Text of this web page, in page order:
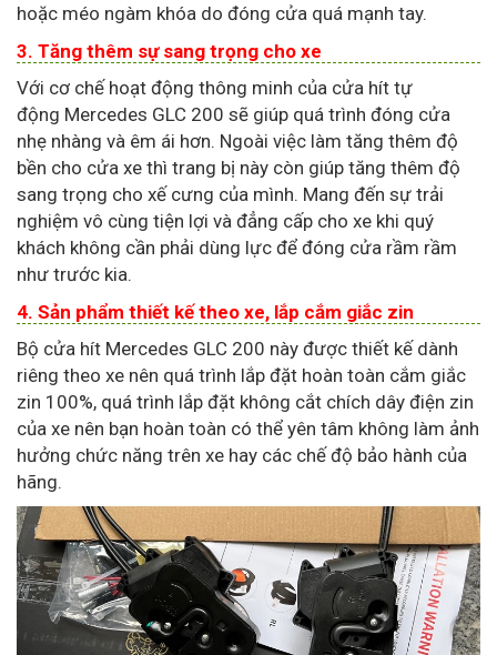
hoặc méo ngàm khóa do đóng cửa quá mạnh tay.
3. Tăng thêm sự sang trọng cho xe
Với cơ chế hoạt động thông minh của cửa hít tự
động Mercedes GLC 200 sẽ giúp quá trình đóng cửa
nhẹ nhàng và êm ái hơn. Ngoài việc làm tăng thêm độ
bền cho cửa xe thì trang bị này còn giúp tăng thêm độ
sang trọng cho xế cưng của mình. Mang đến sự trải
nghiệm vô cùng tiện lợi và đẳng cấp cho xe khi quý
khách không cần phải dùng lực để đóng cửa rầm rầm
như trước kia.
4. Sản phẩm thiết kế theo xe, lắp cắm giắc zin
Bộ cửa hít Mercedes GLC 200 này được thiết kế dành
riêng theo xe nên quá trình lắp đặt hoàn toàn cắm giắc
zin 100%, quá trình lắp đặt không cắt chích dây điện zin
của xe nên bạn hoàn toàn có thể yên tâm không làm ảnh
hưởng chức năng trên xe hay các chế độ bảo hành của
hãng.